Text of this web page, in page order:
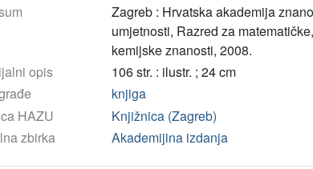
Zagreb : Hrvatska akademija
umjetnosti, Razred za
kemijske znanosti, 2008.
opis
106 str. : ilustr. ; 24 cm
knjiga
HAZU
Knjižnica (Zagreb)
zbirka
Akademijina izdanja